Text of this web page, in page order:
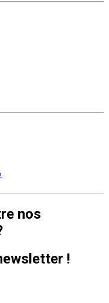
nos
!